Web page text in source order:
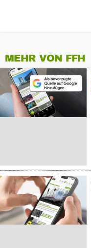
MEHR VON FFH